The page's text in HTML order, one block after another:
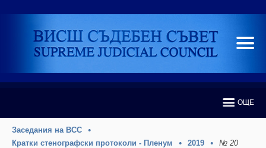
ОЩЕ
Заседания на ВСС
Кратки стенографски протоколи - Пленум
2019 № 20